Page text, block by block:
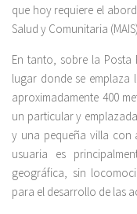
que hoy requiere el
Salud y Comunitaria
En tanto, sobre la Posta
lugar donde se emplaza
aproximadamente 400
un particular y
y una pequeña villa con
usuaria es
geográfica, sin
para el desarrollo de las